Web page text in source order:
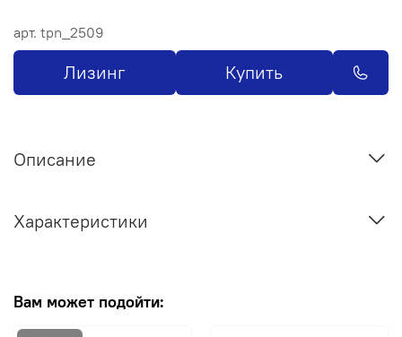
арт. tpn_2509
Лизинг Купить
Описание
Характеристики
Вам может подойти: